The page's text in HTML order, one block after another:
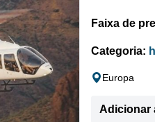
Faixa de
Categoria:
Europa
Adicionar